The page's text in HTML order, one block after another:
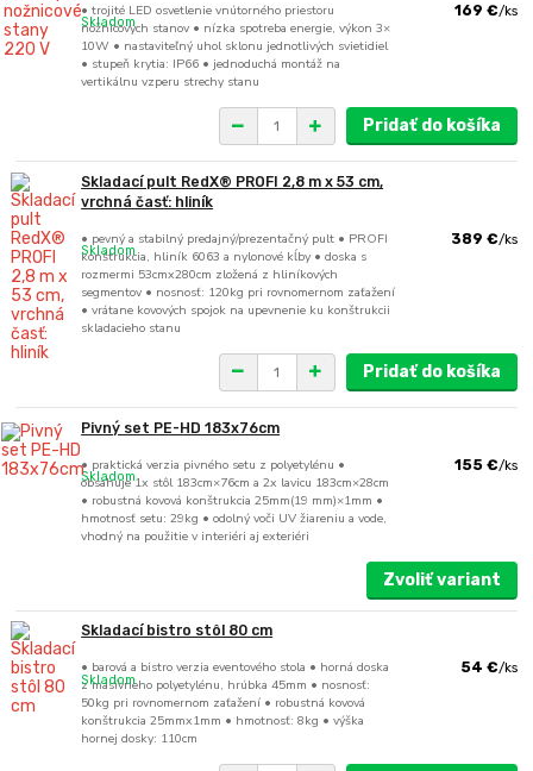
• trojité LED osvetlenie vnútorného priestoru
nožnicových stanov • nízka spotreba energie, výkon 3×
10W • nastaviteľný uhol sklonu jednotlivých svietidiel
• stupeň krytia: IP66 • jednoduchá montáž na
vertikálnu vzperu strechy stanu
169 €/ks
Skladom
Pridať do košíka
Skladací pult RedX® PROFI 2,8 m x 53 cm,
vrchná časť: hliník
• pevný a stabilný predajný/prezentačný pult • PROFI
konštrukcia, hliník 6063 a nylonové kĺby • doska s
rozmermi 53cmx280cm zložená z hliníkových
segmentov • nosnosť: 120kg pri rovnomernom zaťažení
• vrátane kovových spojok na upevnenie ku konštrukcii
skladacieho stanu
389 €/ks
Skladom
Pridať do košíka
Pivný set PE-HD 183x76cm
• praktická verzia pivného setu z polyetylénu •
obsahuje 1x stôl 183cm×76cm a 2x lavicu 183cm×28cm
• robustná kovová konštrukcia 25mm(19 mm)×1mm •
hmotnosť setu: 29kg • odolný voči UV žiareniu a vode,
vhodný na použitie v interiéri aj exteriéri
155 €/ks
Skladom
Zvoliť variant
Skladací bistro stôl 80 cm
• barová a bistro verzia eventového stola • horná doska
z masívneho polyetylénu, hrúbka 45mm • nosnosť:
50kg pri rovnomernom zaťažení • robustná kovová
konštrukcia 25mmx1mm • hmotnosť: 8kg • výška
hornej dosky: 110cm
54 €/ks
Skladom